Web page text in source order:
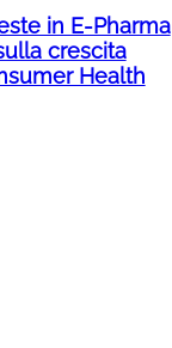
in E-Pharma
crescita
Health